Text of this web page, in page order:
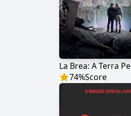
La Brea: A Terra
74%Score